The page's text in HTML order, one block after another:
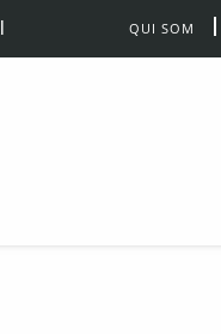
QUI SOM